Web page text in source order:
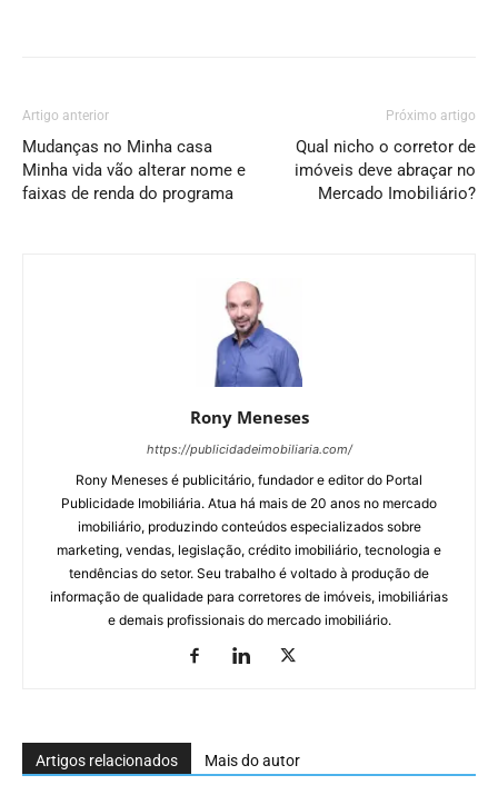
Artigo anterior
Mudanças no Minha casa
Minha vida vão alterar nome e
faixas de renda do programa
Próximo artigo
Qual nicho o corretor de
imóveis deve abraçar no
Mercado Imobiliário?
Rony Meneses
https://publicidadeimobiliaria.com/
Rony Meneses é publicitário, fundador e editor do Portal
Publicidade Imobiliária. Atua há mais de 20 anos no mercado
imobiliário, produzindo conteúdos especializados sobre
marketing, vendas, legislação, crédito imobiliário, tecnologia e
tendências do setor. Seu trabalho é voltado à produção de
informação de qualidade para corretores de imóveis, imobiliárias
e demais profissionais do mercado imobiliário.
Artigos relacionados Mais do autor